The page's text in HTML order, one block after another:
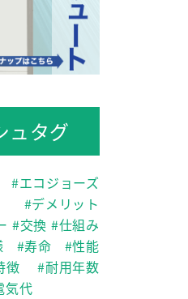
ュタグ
エコジョーズ
デメリット
交換
仕組み
寿命
性能
徴
耐用年数
気代